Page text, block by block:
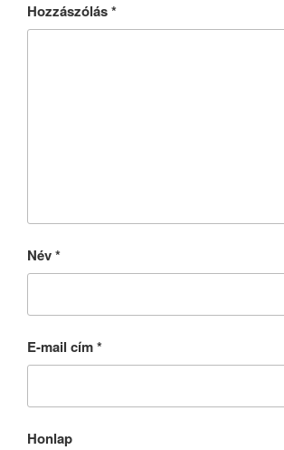
Hozzászólás*
Név*
E-mail cím*
Honlap